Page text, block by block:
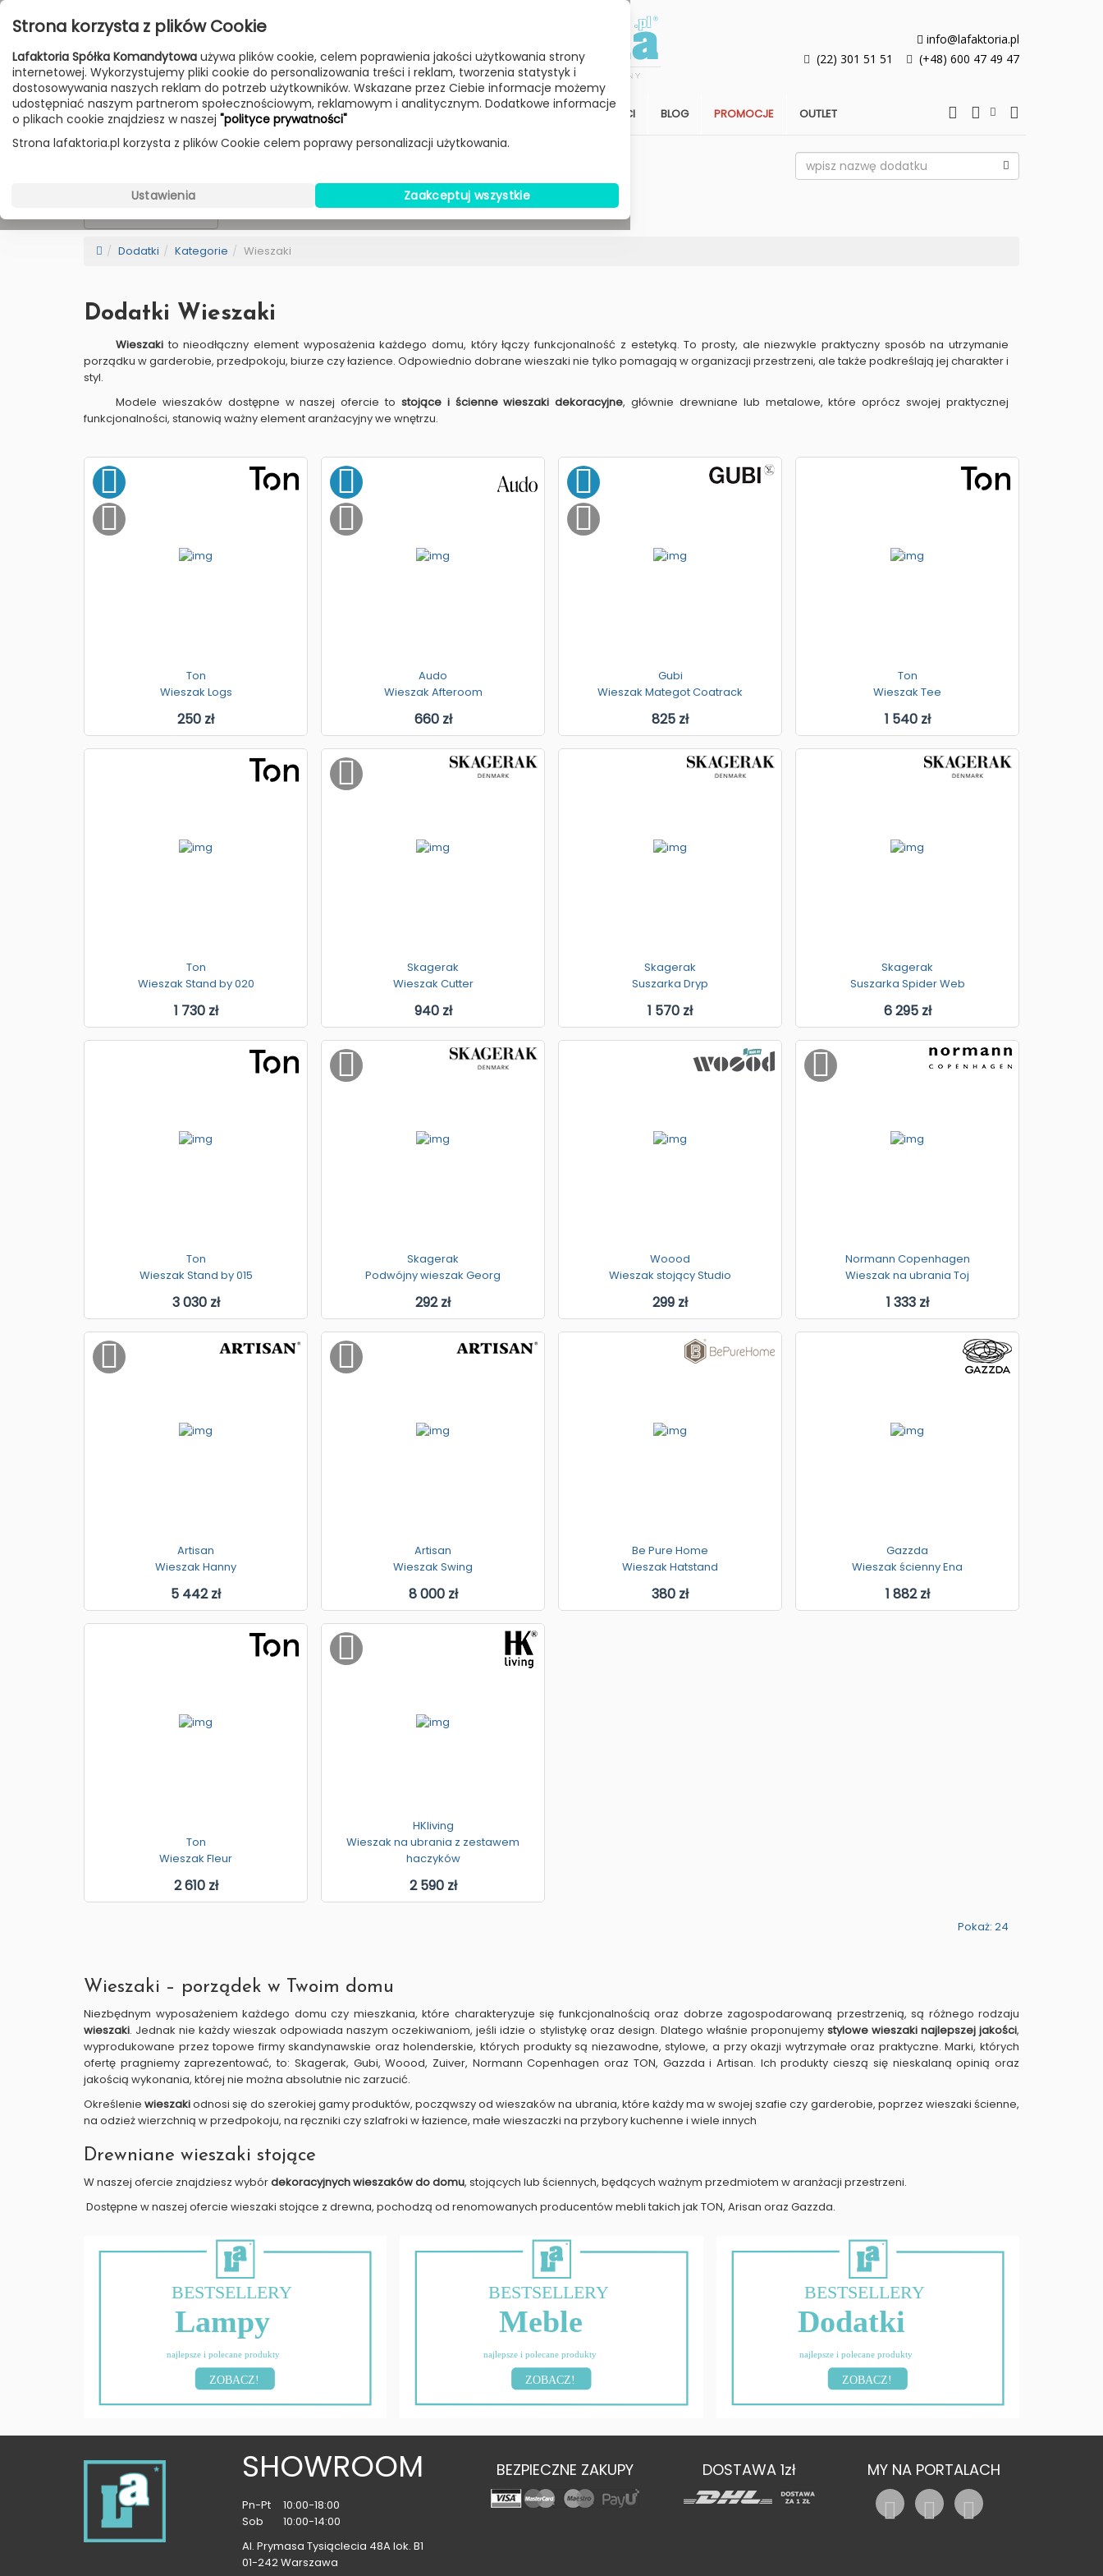
Przejdź do treści
Poniedziałek - Piątek 10:00-18:00
Sobota 10:00-14:00
info@lafaktoria.pl
(22) 301 51 51
(+48) 600 47 49 47
HOME LAMPY MEBLE DODATKI STREFA KLIENTA ARCHITEKCI BLOG PROMOCJE OUTLET
BESTSELLER W MAGAZYNIE
Dodatki Kategorie Wieszaki
Dodatki Wieszaki
Wieszaki to nieodłączny element wyposażenia każdego domu, który łączy funkcjonalność z estetyką. To prosty, ale niezwykle praktyczny sposób na utrzymanie
porządku w garderobie, przedpokoju, biurze czy łazience. Odpowiednio dobrane wieszaki nie tylko pomagają w organizacji przestrzeni, ale także podkreślają jej charakter i
styl.
Modele wieszaków dostępne w naszej ofercie to stojące i ścienne wieszaki dekoracyjne, głównie drewniane lub metalowe, które oprócz swojej praktycznej
funkcjonalności, stanowią ważny element aranżacyjny we wnętrzu.
Ton
Wieszak Logs
250 zł
Audo
Wieszak Afteroom
660 zł
Gubi
Wieszak Mategot Coatrack
825 zł
Ton
Wieszak Tee
1 540 zł
Ton
Wieszak Stand by 020
1 730 zł
Skagerak
Wieszak Cutter
940 zł
Skagerak
Suszarka Dryp
1 570 zł
Skagerak
Suszarka Spider Web
6 295 zł
Ton
Wieszak Stand by 015
3 030 zł
Skagerak
Podwójny wieszak Georg
292 zł
Woood
Wieszak stojący Studio
299 zł
Normann Copenhagen
Wieszak na ubrania Toj
1 333 zł
Artisan
Wieszak Hanny
5 442 zł
Artisan
Wieszak Swing
8 000 zł
Be Pure Home
Wieszak Hatstand
380 zł
Gazzda
Wieszak ścienny Ena
1 882 zł
Ton
Wieszak Fleur
2 610 zł
HKliving
Wieszak na ubrania z zestawem
haczyków
2 590 zł
Pokaż: 24
Wieszaki – porządek w Twoim domu
Niezbędnym wyposażeniem każdego domu czy mieszkania, które charakteryzuje się funkcjonalnością oraz dobrze zagospodarowaną przestrzenią, są różnego rodzaju
wieszaki. Jednak nie każdy wieszak odpowiada naszym oczekiwaniom, jeśli idzie o stylistykę oraz design. Dlatego właśnie proponujemy stylowe wieszaki najlepszej jakości,
wyprodukowane przez topowe firmy skandynawskie oraz holenderskie, których produkty są niezawodne, stylowe, a przy okazji wytrzymałe oraz praktyczne. Marki, których
ofertę pragniemy zaprezentować, to: Skagerak, Gubi, Woood, Zuiver, Normann Copenhagen oraz TON, Gazzda i Artisan. Ich produkty cieszą się nieskalaną opinią oraz
jakością wykonania, której nie można absolutnie nic zarzucić.
Określeniewieszakiodnosi się do szerokiej gamy produktów, począwszy od wieszaków na ubrania, które każdy ma w swojej szafie czy garderobie, poprzez wieszaki ścienne,
na odzież wierzchnią w przedpokoju, na ręczniki czy szlafroki w łazience, małe wieszaczki na przybory kuchenne i wiele innych
Drewniane wieszaki stojące
W naszej ofercie znajdziesz wybórdekoracyjnych wieszaków do domu, stojących lub ściennych, będących ważnym przedmiotem w aranżacji przestrzeni.
Dostępne w naszej ofercie wieszaki stojące z drewna, pochodzą od renomowanych producentów mebli takich jak TON, Arisan oraz Gazzda.
BESTSELLERY
Lampy
najlepsze i polecane produkty
ZOBACZ!
BESTSELLERY
Meble
najlepsze i polecane produkty
ZOBACZ!
BESTSELLERY
Dodatki
najlepsze i polecane produkty
ZOBACZ!
SHOWROOM
Pn-Pt
10:00-18:00
Sob
10:00-14:00
Al. Prymasa Tysiąclecia 48A lok. B1
01-242 Warszawa
BEZPIECZNE ZAKUPY DOSTAWA 1zł MY NA PORTALACH
Strona korzysta z plików Cookie
Lafaktoria Spółka Komandytowa używa plików cookie, celem poprawienia jakości użytkowania strony
internetowej. Wykorzystujemy pliki cookie do personalizowania treści i reklam, tworzenia statystyk i
dostosowywania naszych reklam do potrzeb użytkowników. Wskazane przez Ciebie informacje możemy
udostępniać naszym partnerom społecznościowym, reklamowym i analitycznym. Dodatkowe informacje
o plikach cookie znajdziesz w naszej "polityce prywatności"
Strona lafaktoria.pl korzysta z plików Cookie celem poprawy personalizacji użytkowania.
Zaakceptuj wszystkie
Ustawienia